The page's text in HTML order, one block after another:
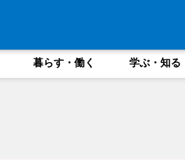
暮らす・働く 学ぶ・知る